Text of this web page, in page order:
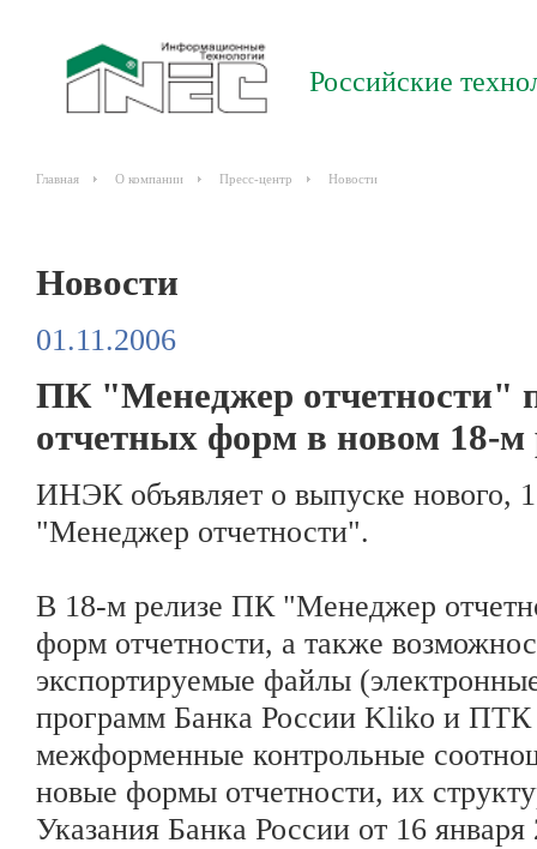
Российские
Главная О компании Пресс-центр Новости
Новости
01.11.2006
ПК "Менеджер отчетности"
отчетных форм в новом 18-м
ИНЭК объявляет о выпуске нового,
"Менеджер отчетности".
В 18-м релизе ПК "Менеджер
форм отчетности, а также
экспортируемые файлы
программ Банка России Kliko и
межформенные контрольные
новые формы отчетности, их
Указания Банка России от 16